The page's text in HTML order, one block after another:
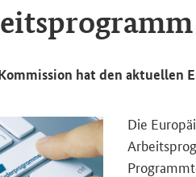
hat den ak­tu­el­len
Die